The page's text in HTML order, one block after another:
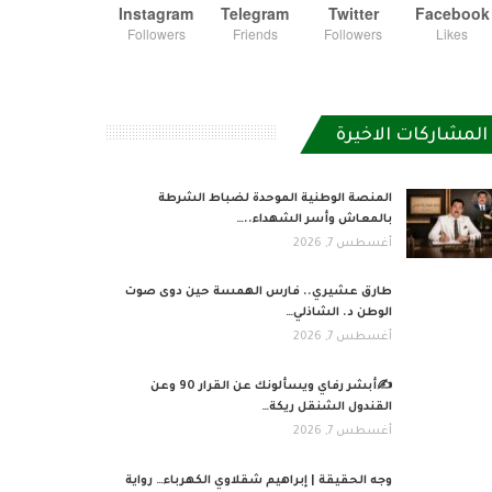
Facebook
Likes
Twitter
Followers
Telegram
Friends
Instagram
Followers
المشاركات الاخيرة
المنصة الوطنية الموحدة لضباط الشرطة
بالمعاش وأسر الشهداء..…
أغسطس 7, 2026
طارق عشيري.. فارس الهمسة حين دوى صوت
الوطن د. الشاذلي…
أغسطس 7, 2026
✍️أبشر رفاي ويسألونك عن القرار 90 وعن
القندول الشنقل ريكة…
أغسطس 7, 2026
وجه الحقيقة | إبراهيم شقلاوي الكهرباء… رواية